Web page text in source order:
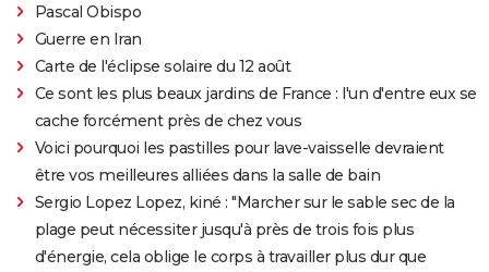
Pascal Obispo
Guerre en Iran
Carte de l'éclipse solaire du 12 août
Ce sont les plus beaux jardins de France : l'un d'entre eux se
cache forcément près de chez vous
Voici pourquoi les pastilles pour lave-vaisselle devraient
être vos meilleures alliées dans la salle de bain
Sergio Lopez Lopez, kiné : "Marcher sur le sable sec de la
plage peut nécessiter jusqu'à près de trois fois plus
d'énergie, cela oblige le corps à travailler plus dur que